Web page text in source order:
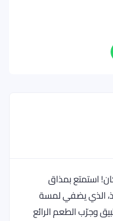
استمتع بمذاق
الذي يضفي لمسة
وجرّب الطعم الرائع